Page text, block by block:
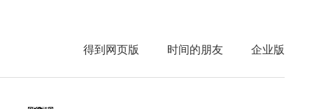
得到网页版 时间的朋友 企业版